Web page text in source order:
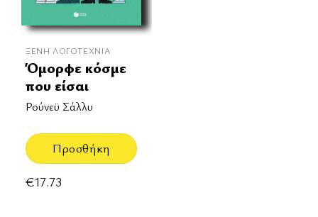
ΞΈΝΗ ΛΟΓΟΤΕΧΝΊΑ
Όμορφε κόσμε
που είσαι
Ρούνεϋ Σάλλυ
Προσθήκη
€17.73